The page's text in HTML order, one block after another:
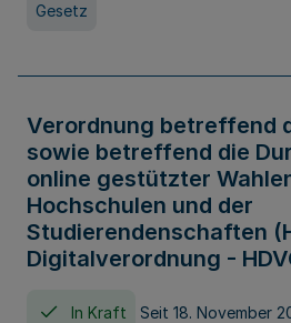
Gesetz
Verordnung betreffend
sowie betreffend die
online gestützter
Hochschulen und der
Studierendenschaften
Digitalverordnung -
In Kraft Seit 18. November